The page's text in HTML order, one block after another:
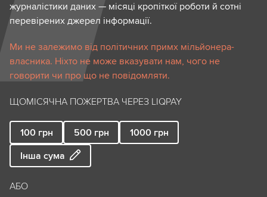
журналістики даних — місяці кропіткої роботи й сотні
перевірених джерел інформації.
Ми не залежимо від політичних примх мільйонера-
власника. Ніхто не може вказувати нам, чого не
говорити чи про що не повідомляти.
ЩОМІСЯЧНА ПОЖЕРТВА ЧЕРЕЗ LIQPAY
100 грн 500 грн 1000 грн
Інша сума
АБО